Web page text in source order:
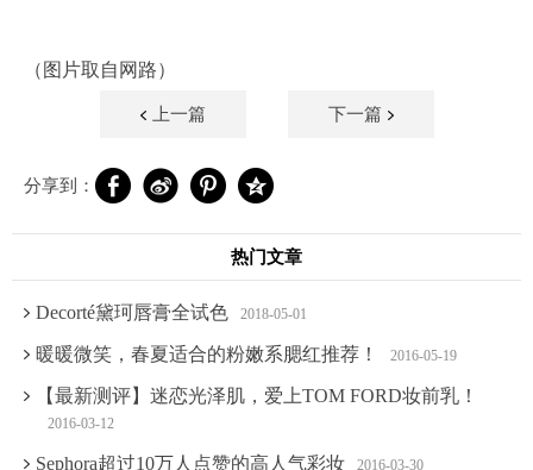
（图片取自网路）
上一篇 下一篇
分享到：
热门文章
Decorté黛珂唇膏全试色 2018-05-01
暖暖微笑，春夏适合的粉嫩系腮红推荐！ 2016-05-19
【最新测评】迷恋光泽肌，爱上TOM FORD妆前乳！
2016-03-12
Sephora超过10万人点赞的高人气彩妆 2016-03-30